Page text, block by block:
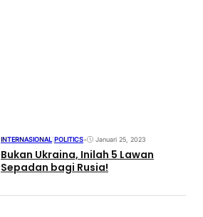
INTERNASIONAL POLITICS• Januari 25, 2023
Bukan Ukraina, Inilah 5 Lawan
Sepadan bagi Rusia!